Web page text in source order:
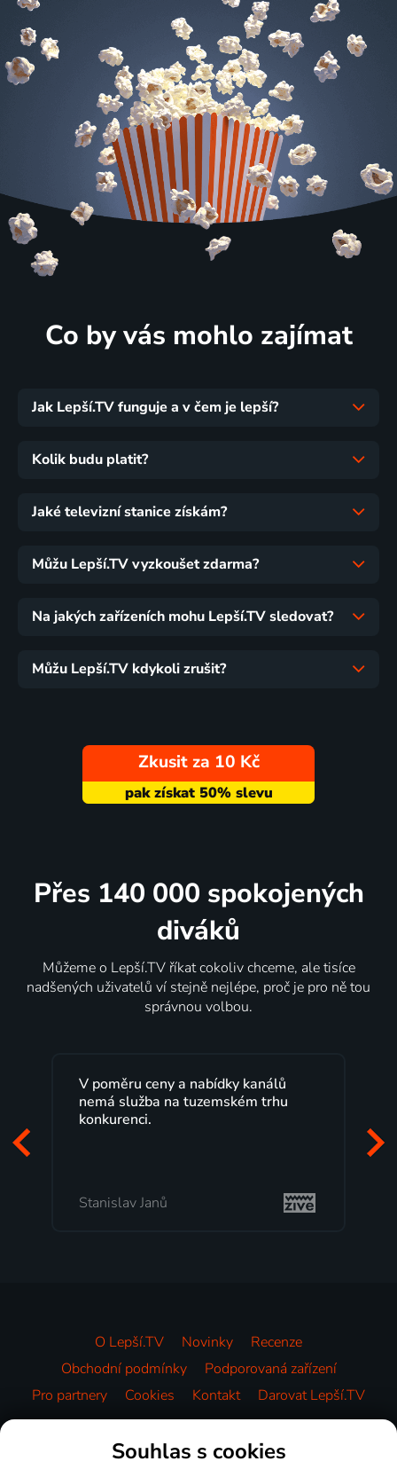
Co by vás mohlo zajímat
Jak Lepší.TV funguje a v čem je lepší?
Kolik budu platit?
Jaké televizní stanice získám?
Můžu Lepší.TV vyzkoušet zdarma?
Na jakých zařízeních mohu Lepší.TV sledovat?
Můžu Lepší.TV kdykoli zrušit?
Zkusit za 10 Kč
Přes 140 000 spokojených
diváků
Můžeme o Lepší.TV říkat cokoliv chceme, ale tisíce
nadšených uživatelů ví stejně nejlépe, proč je pro ně tou
správnou volbou.
Lepší.TV sleduji už několik let s
maximální spokojeností. Velký výběr
programů a nemuset běžet k TV na
Milada Tomešová
O Lepší.TV Novinky
Recenze
Obchodní podmínky
Podporovaná zařízení
Pro partnery
Cookies Kontakt Darovat Lepší.TV
Videotéka
Souhlas s cookies